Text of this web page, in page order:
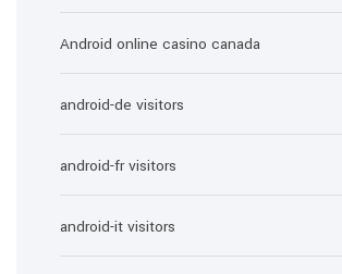
Android online casino canada
android-de visitors
android-fr visitors
android-it visitors